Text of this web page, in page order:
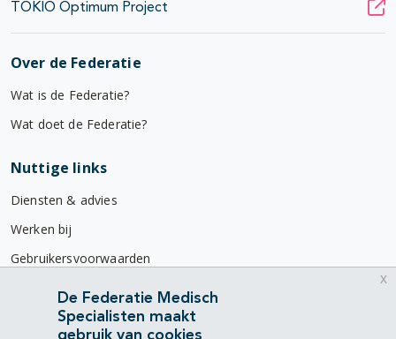
TOKIO Optimum Project
Over de Federatie
Wat is de Federatie?
Wat doet de Federatie?
Nuttige links
Diensten & advies
Werken bij
Gebruikersvoorwaarden
Privacyverklaring
Contact
De Federatie Medisch
Specialisten maakt
gebruik van cookies
x